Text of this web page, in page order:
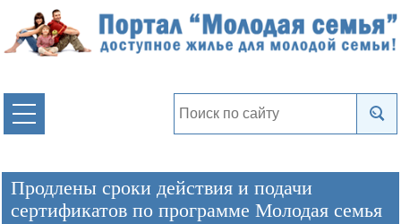
Продлены сроки действия и подачи
сертификатов по программе Молодая семья